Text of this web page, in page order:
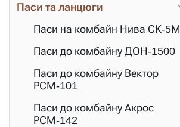
Паси та ланцюги
Паси на комбайн Нива СК-5М
Паси до комбайну ДОН-1500
Паси до комбайну Вектор
РСМ-101
Паси до комбайну Акрос
РСМ-142